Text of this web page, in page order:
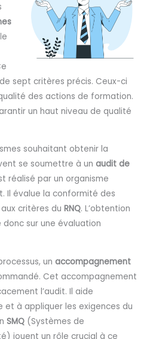
sept critères précis. Ceux-ci
des actions de formation.
un haut niveau de qualité
souhaitant obtenir la
se soumettre à unaudit de
réalisé par un organisme
Il évalue la conformité des
aux critères duRNQ. L’obtention
sur une évaluation
unaccompagnement
Cet accompagnement
l’audit. Il aide
à appliquer les exigences du
SMQ (Systèmes de
jouent un rôle crucial à ce